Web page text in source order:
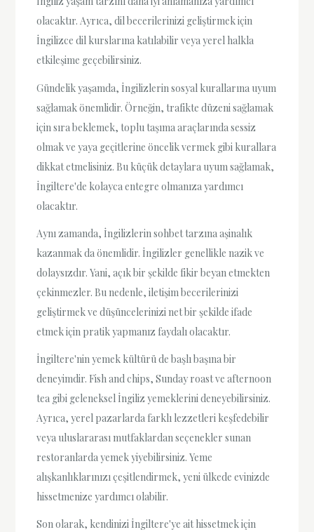
olacaktır. Ayrıca, dil becerilerinizi geliştirmek için
İngilizce dil kurslarına katılabilir veya yerel halkla
etkileşime geçebilirsiniz.
Gündelik yaşamda, İngilizlerin sosyal kurallarına uyum
sağlamak önemlidir. Örneğin, trafikte düzeni sağlamak
için sıra beklemek, toplu taşıma araçlarında sessiz
olmak ve yaya geçitlerine öncelik vermek gibi kurallara
dikkat etmelisiniz. Bu küçük detaylara uyum sağlamak,
İngiltere'de kolayca entegre olmanıza yardımcı
olacaktır.
Aynı zamanda, İngilizlerin sohbet tarzına aşinalık
kazanmak da önemlidir. İngilizler genellikle nazik ve
dolaysızdır. Yani, açık bir şekilde fikir beyan etmekten
çekinmezler. Bu nedenle, iletişim becerilerinizi
geliştirmek ve düşüncelerinizi net bir şekilde ifade
etmek için pratik yapmanız faydalı olacaktır.
İngiltere'nin yemek kültürü de başlı başına bir
deneyimdir. Fish and chips, Sunday roast ve afternoon
tea gibi geleneksel İngiliz yemeklerini deneyebilirsiniz.
Ayrıca, yerel pazarlarda farklı lezzetleri keşfedebilir
veya uluslararası mutfaklardan seçenekler sunan
restoranlarda yemek yiyebilirsiniz. Yeme
alışkanlıklarınızı çeşitlendirmek, yeni ülkede evinizde
hissetmenize yardımcı olabilir.
Son olarak, kendinizi İngiltere'ye ait hissetmek için